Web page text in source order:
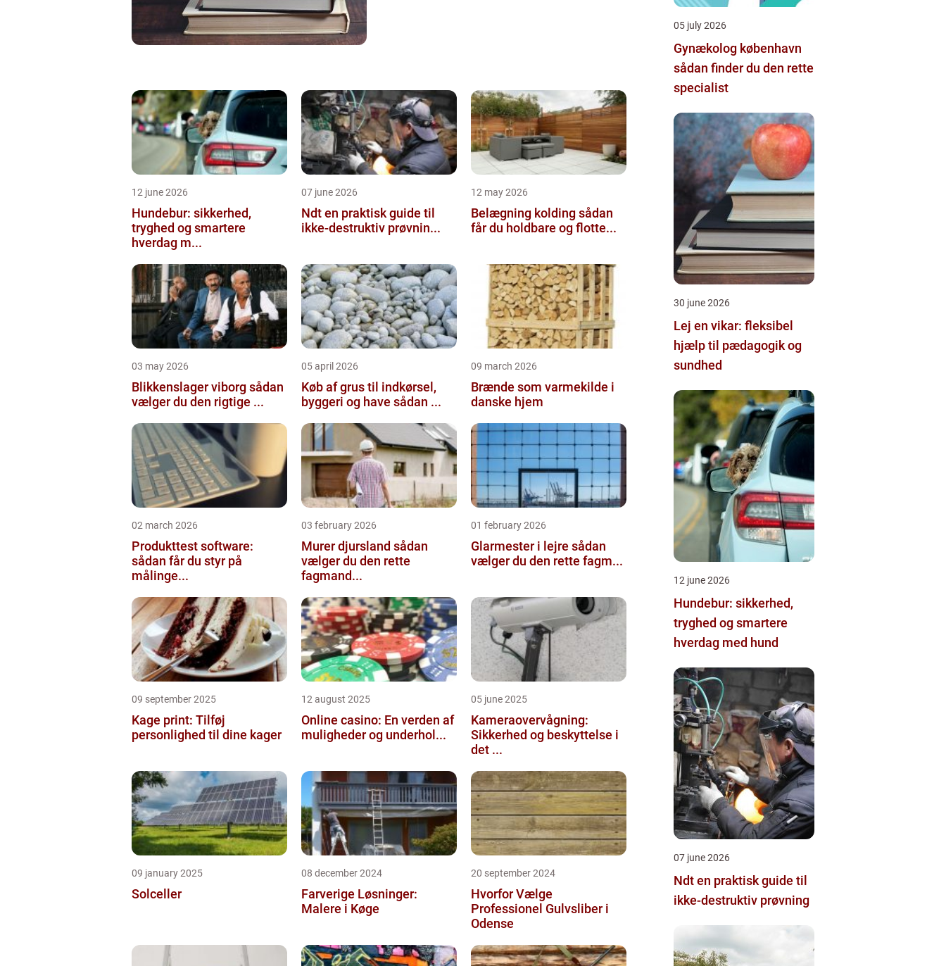
12 june 2026
Hundebur: sikkerhed,
tryghed og smartere
hverdag m...
07 june 2026
Ndt en praktisk guide til
ikke-destruktiv prøvnin...
12 may 2026
Belægning kolding sådan
får du holdbare og flotte...
03 may 2026
Blikkenslager viborg sådan
vælger du den rigtige ...
05 april 2026
Køb af grus til indkørsel,
byggeri og have sådan ...
09 march 2026
Brænde som varmekilde i
danske hjem
02 march 2026
Produkttest software:
sådan får du styr på
målinge...
03 february 2026
Murer djursland sådan
vælger du den rette
fagmand...
01 february 2026
Glarmester i lejre sådan
vælger du den rette fagm...
09 september 2025
Kage print: Tilføj
personlighed til dine kager
12 august 2025
Online casino: En verden af
muligheder og underhol...
05 june 2025
Kameraovervågning:
Sikkerhed og beskyttelse i
det ...
09 january 2025
Solceller
08 december 2024
Farverige Løsninger:
Malere i Køge
20 september 2024
Hvorfor Vælge
Professionel Gulvsliber i
Odense
05 july 2026
Gynækolog københavn
sådan finder du den rette
specialist
30 june 2026
Lej en vikar: fleksibel
hjælp til pædagogik og
sundhed
12 june 2026
Hundebur: sikkerhed,
tryghed og smartere
hverdag med hund
07 june 2026
Ndt en praktisk guide til
ikke-destruktiv prøvning